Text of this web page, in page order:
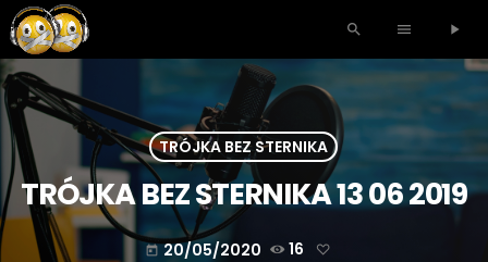
search menu play_arrow
TRÓJKA BEZ STERNIKA
TRÓJKA BEZ STERNIKA 13 06 2019
today 20/05/2020 16